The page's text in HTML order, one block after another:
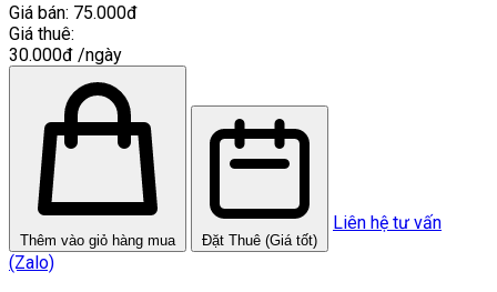
Giá bán: 75.000đ
Giá thuê:
30.000đ /ngày
Thêm vào giỏ hàng mua Đặt Thuê (Giá tốt)
Liên hệ tư vấn
(Zalo)